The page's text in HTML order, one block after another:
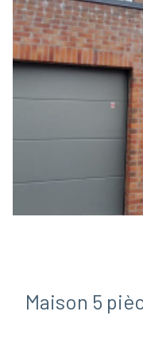
Maison 5 pièce(s) 4 chambre(s) 100